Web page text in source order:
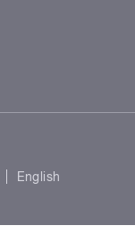
English